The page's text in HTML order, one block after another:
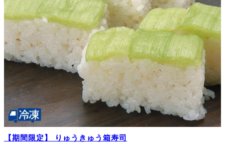
【期間限定】 りゅうきゅう箱寿司